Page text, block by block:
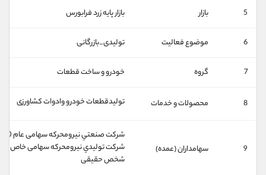
5 بازار بازار پايه زرد فرابورس
6 موضوع فعالیت تولیدی_بازرگانی
7 گروه خودرو و ساخت قطعات
8 محصولات و خدمات تولیدقطعات خودرو وادوات کشاورزی
9 سهامداران (عمده)
شركت صنعتي نيرومحركه سهامی عام 80%
شركت توليدي نيرومحركه سهامی خاص 5%
شخص حقيقی